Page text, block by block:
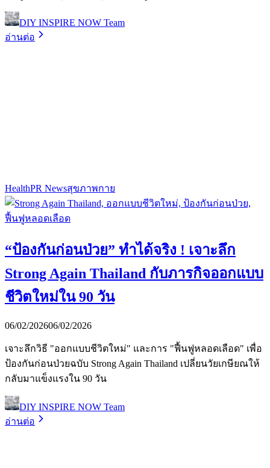
DIY INSPIRE NOW Team
อ่านต่อ
HealthPR Newsสุขภาพกาย
“ป้องกันก่อนป่วย” ทำได้จริง ! เจาะลึก
Strong Again Thailand กับภารกิจออกแบบ
ชีวิตใหม่ใน 90 วัน
06/02/202606/02/2026
เจาะลึกวิธี "ออกแบบชีวิตใหม่" และการ "ฟื้นฟูหลอดเลือด" เพื่อ
ป้องกันก่อนป่วยฉบับ Strong Again Thailand เปลี่ยนวัยเกษียณให้
กลับมาแข็งแรงใน 90 วัน
DIY INSPIRE NOW Team
อ่านต่อ